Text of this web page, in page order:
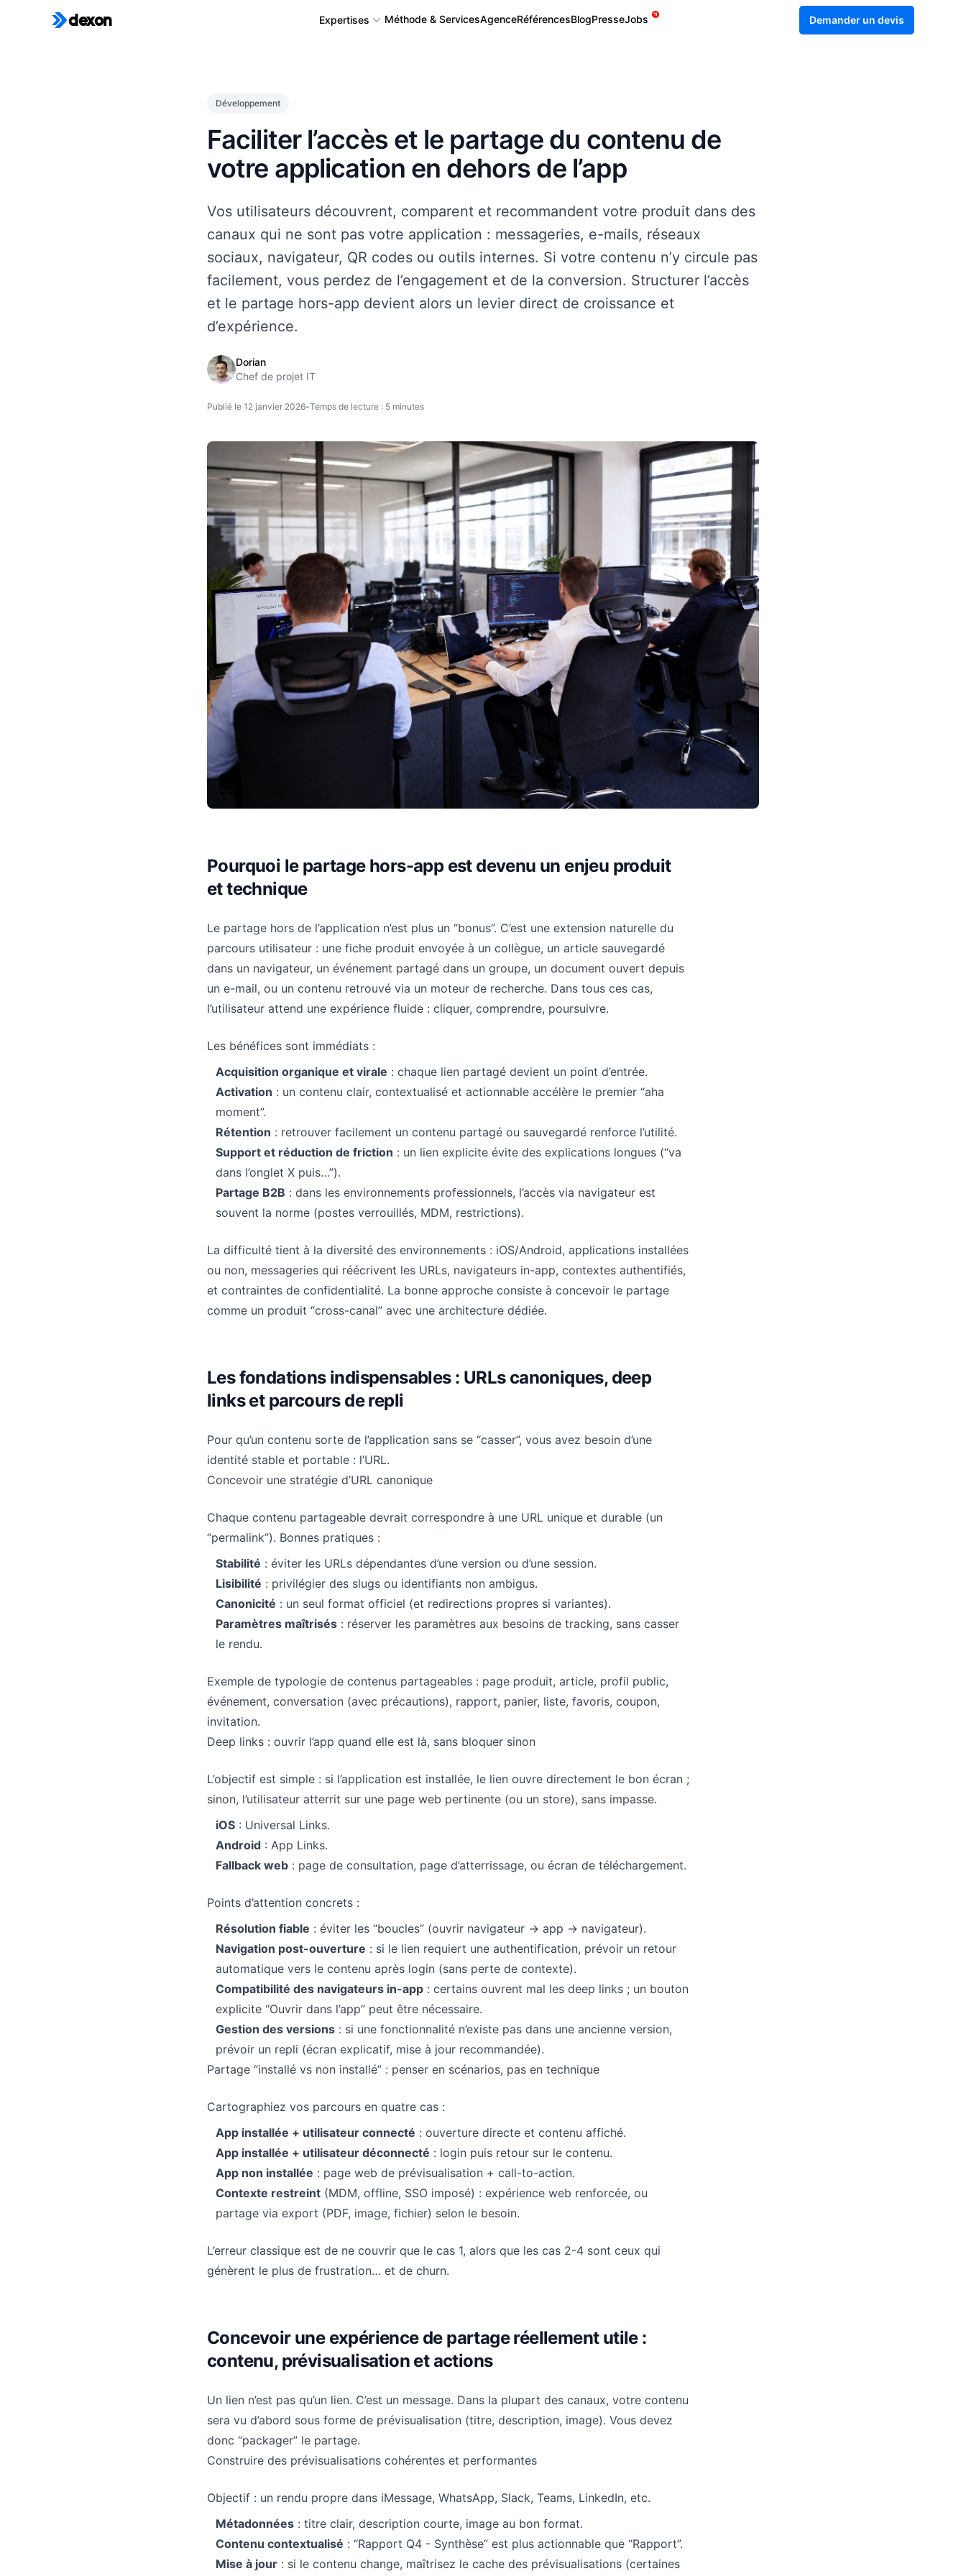
dexon Expertises
Application Web, Logiciel et SAAS
Algorithme complexe, Intégration IA
Autres : API, Serveur IoT, Blockchain...
Appelez-nous au 01 87 66 10 43
Méthode & ServicesAgenceRéférencesBlogPresseJobs Demander un devis
Développement
Faciliter l’accès et le partage du contenu de
votre application en dehors de l’app
Vos utilisateurs découvrent, comparent et recommandent votre produit dans des
canaux qui ne sont pas votre application : messageries, e-mails, réseaux
sociaux, navigateur, QR codes ou outils internes. Si votre contenu n’y circule pas
facilement, vous perdez de l’engagement et de la conversion. Structurer l’accès
et le partage hors-app devient alors un levier direct de croissance et
d’expérience.
Dorian
Chef de projet IT
Publié le 12 janvier 2026-Temps de lecture : 5 minutes
Pourquoi le partage hors-app est devenu un enjeu produit
et technique
Le partage hors de l’application n’est plus un “bonus”. C’est une extension naturelle du
parcours utilisateur : une fiche produit envoyée à un collègue, un article sauvegardé
dans un navigateur, un événement partagé dans un groupe, un document ouvert depuis
un e-mail, ou un contenu retrouvé via un moteur de recherche. Dans tous ces cas,
l’utilisateur attend une expérience fluide : cliquer, comprendre, poursuivre.
Les bénéfices sont immédiats :
Acquisition organique et virale : chaque lien partagé devient un point d’entrée.
Activation : un contenu clair, contextualisé et actionnable accélère le premier “aha
moment”.
Rétention : retrouver facilement un contenu partagé ou sauvegardé renforce l’utilité.
Support et réduction de friction : un lien explicite évite des explications longues (“va
dans l’onglet X puis…”).
Partage B2B : dans les environnements professionnels, l’accès via navigateur est
souvent la norme (postes verrouillés, MDM, restrictions).
La difficulté tient à la diversité des environnements : iOS/Android, applications installées
ou non, messageries qui réécrivent les URLs, navigateurs in-app, contextes authentifiés,
et contraintes de confidentialité. La bonne approche consiste à concevoir le partage
comme un produit “cross-canal” avec une architecture dédiée.
Les fondations indispensables : URLs canoniques, deep
links et parcours de repli
Pour qu’un contenu sorte de l’application sans se “casser”, vous avez besoin d’une
identité stable et portable : l’URL.
Concevoir une stratégie d’URL canonique
Chaque contenu partageable devrait correspondre à une URL unique et durable (un
“permalink”). Bonnes pratiques :
Stabilité : éviter les URLs dépendantes d’une version ou d’une session.
Lisibilité : privilégier des slugs ou identifiants non ambigus.
Canonicité : un seul format officiel (et redirections propres si variantes).
Paramètres maîtrisés : réserver les paramètres aux besoins de tracking, sans casser
le rendu.
Exemple de typologie de contenus partageables : page produit, article, profil public,
événement, conversation (avec précautions), rapport, panier, liste, favoris, coupon,
invitation.
Deep links : ouvrir l’app quand elle est là, sans bloquer sinon
L’objectif est simple : si l’application est installée, le lien ouvre directement le bon écran ;
sinon, l’utilisateur atterrit sur une page web pertinente (ou un store), sans impasse.
iOS : Universal Links.
Android : App Links.
Fallback web : page de consultation, page d’atterrissage, ou écran de téléchargement.
Points d’attention concrets :
Résolution fiable : éviter les “boucles” (ouvrir navigateur → app → navigateur).
Navigation post-ouverture : si le lien requiert une authentification, prévoir un retour
automatique vers le contenu après login (sans perte de contexte).
Compatibilité des navigateurs in-app : certains ouvrent mal les deep links ; un bouton
explicite “Ouvrir dans l’app” peut être nécessaire.
Gestion des versions : si une fonctionnalité n’existe pas dans une ancienne version,
prévoir un repli (écran explicatif, mise à jour recommandée).
Partage “installé vs non installé” : penser en scénarios, pas en technique
Cartographiez vos parcours en quatre cas :
App installée + utilisateur connecté : ouverture directe et contenu affiché.
App installée + utilisateur déconnecté : login puis retour sur le contenu.
App non installée : page web de prévisualisation + call-to-action.
Contexte restreint (MDM, offline, SSO imposé) : expérience web renforcée, ou
partage via export (PDF, image, fichier) selon le besoin.
L’erreur classique est de ne couvrir que le cas 1, alors que les cas 2-4 sont ceux qui
génèrent le plus de frustration… et de churn.
Concevoir une expérience de partage réellement utile :
contenu, prévisualisation et actions
Un lien n’est pas qu’un lien. C’est un message. Dans la plupart des canaux, votre contenu
sera vu d’abord sous forme de prévisualisation (titre, description, image). Vous devez
donc “packager” le partage.
Construire des prévisualisations cohérentes et performantes
Objectif : un rendu propre dans iMessage, WhatsApp, Slack, Teams, LinkedIn, etc.
Métadonnées : titre clair, description courte, image au bon format.
Contenu contextualisé : “Rapport Q4 - Synthèse” est plus actionnable que “Rapport”.
Mise à jour : si le contenu change, maîtrisez le cache des prévisualisations (certaines